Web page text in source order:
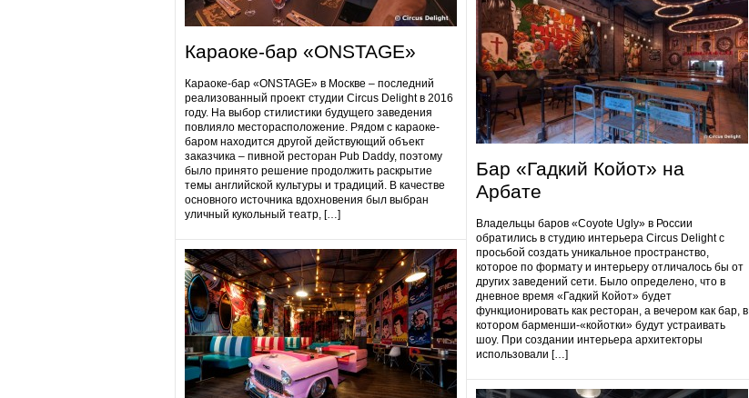
Караоке-бар «ONSTAGE»
Караоке-бар «ONSTAGE» в Москве – последний
реализованный проект студии Circus Delight в 2016
году. На выбор стилистики будущего заведения
повлияло месторасположение. Рядом с караоке-
баром находится другой действующий объект
заказчика – пивной ресторан Pub Daddy​, поэтому
было принято решение продолжить раскрытие
темы английской культуры и традиций. В качестве
основного источника вдохновения был выбран
уличный кукольный театр, […]
Бар «Гадкий Койот» на
Арбате
Владельцы баров «Coyote Ugly» в России
обратились в студию интерьера Circus Delight с
просьбой создать уникальное пространство,
которое по формату и интерьеру отличалось бы от
других заведений сети. Было определено, что в
дневное время «Гадкий Койот» будет
функционировать как ресторан, а вечером как бар, в
котором барменши-«койотки» будут устраивать
шоу. При создании интерьера архитекторы
использовали […]